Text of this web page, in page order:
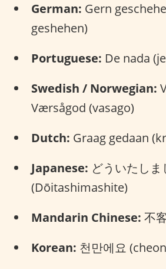
German: Gern
geshehen)
Portuguese: De nada
Swedish / Norwegian:
Værsågod (vasago)
Dutch: Graag gedaan
Japanese: どういたしま
(Dōitashimashite)
Mandarin Chinese: 不
Korean: 천만에요